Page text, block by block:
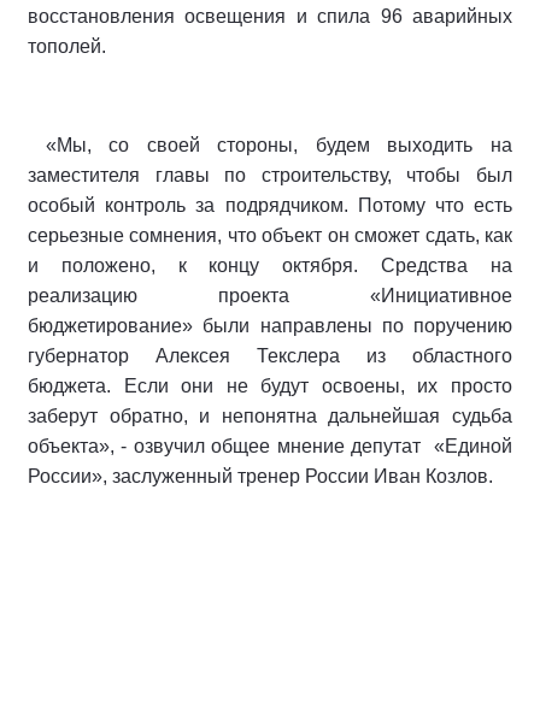
восстановления освещения и спила 96 аварийных
тополей.
«Мы, со своей стороны, будем выходить на
заместителя главы по строительству, чтобы был
особый контроль за подрядчиком. Потому что есть
серьезные сомнения, что объект он сможет сдать, как
и положено, к концу октября. Средства на
реализацию проекта «Инициативное
бюджетирование» были направлены по поручению
губернатор Алексея Текслера из областного
бюджета. Если они не будут освоены, их просто
заберут обратно, и непонятна дальнейшая судьба
объекта», - озвучил общее мнение депутат «Единой
России», заслуженный тренер России Иван Козлов.